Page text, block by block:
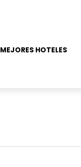
MEJORES HOTELES